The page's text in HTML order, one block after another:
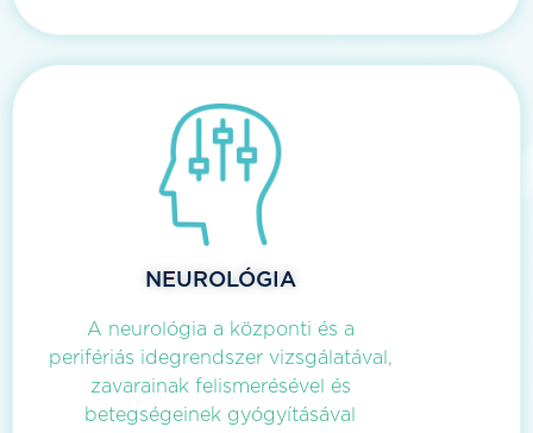
NEUROLÓGIA
A neurológia a központi és a
perifériás idegrendszer vizsgálatával,
zavarainak felismerésével és
betegségeinek gyógyításával